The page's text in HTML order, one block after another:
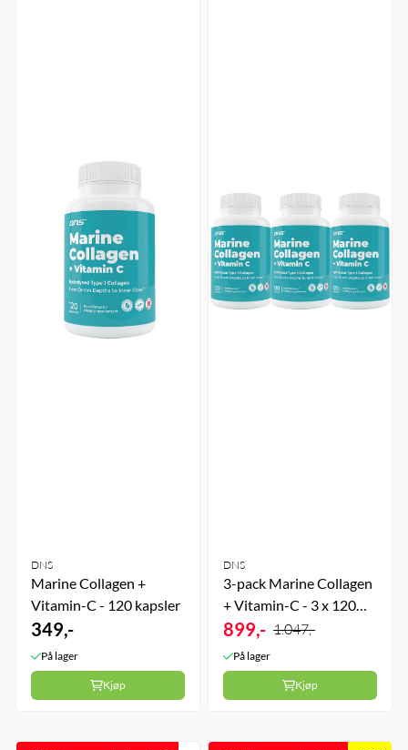
DNS
Marine Collagen +
Vitamin-C - 120 kapsler
349,-
På lager
Kjøp
DNS
3-pack Marine Collagen
+ Vitamin-C - 3 x 120
kapsler
899,- 1.047,-
På lager
Kjøp